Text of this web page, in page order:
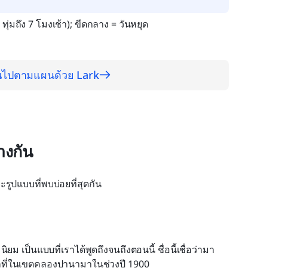
มถึง 7 โมงเช้า); ขีดกลาง = วันหยุด
ปตามแผนด้วย Lark
งกัน
ะรูปแบบที่พบบ่อยที่สุดกัน
ยม เป็นแบบที่เราได้พูดถึงจนถึงตอนนี้ ชื่อนี้เชื่อว่ามา
นเขตคลองปานามาในช่วงปี 1900